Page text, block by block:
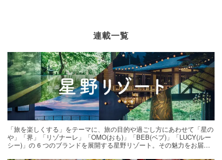
連載一覧
「旅を楽しくする」をテーマに、旅の目的や過ごし方にあわせて「星の
や」「界」「リゾナーレ」「OMO(おも)」「BEB(ベブ)」「LUCY(ルー
シー)」の 6 つのブランドを展開する星野リゾート。その魅力をお届け